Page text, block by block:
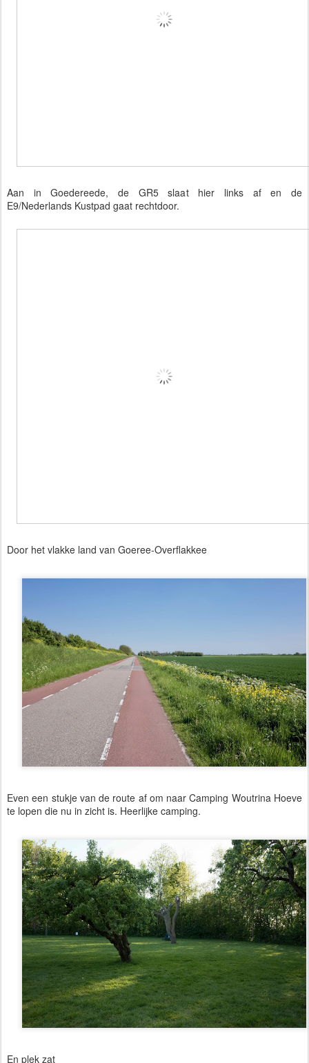
Aan in Goedereede, de GR5 slaat hier links af en de
E9/Nederlands Kustpad gaat rechtdoor.
Door het vlakke land van Goeree-Overflakkee
Even een stukje van de route af om naar Camping Woutrina Hoeve
te lopen die nu in zicht is. Heerlijke camping.
En plek zat